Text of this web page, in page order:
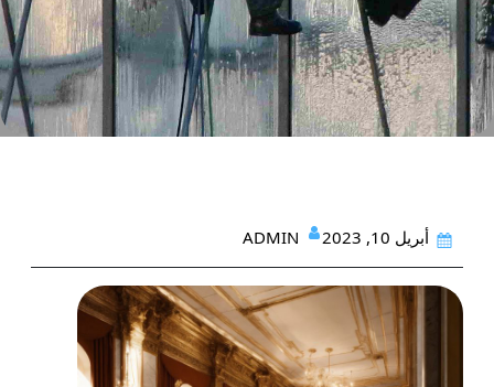
أبريل 10, 2023 ADMIN